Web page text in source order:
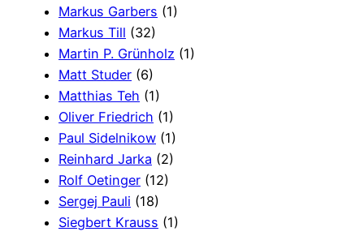
Markus Garbers (1)
Markus Till (32)
Martin P. Grünholz (1)
Matt Studer (6)
Matthias Teh (1)
Oliver Friedrich (1)
Paul Sidelnikow (1)
Reinhard Jarka (2)
Rolf Oetinger (12)
Sergej Pauli (18)
Siegbert Krauss (1)